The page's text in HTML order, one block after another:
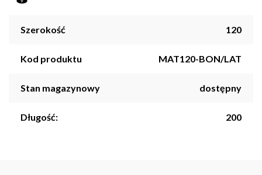
Szerokość 120
Kod produktu MAT120-BON/LAT
Stan magazynowy dostępny
Długość: 200